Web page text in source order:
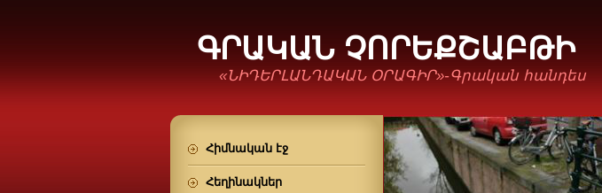
ԳՐԱԿԱՆ ՉՈՐԵՔՇԱԲԹԻ
«ՆԻԴԵՐԼԱՆԴԱԿԱՆ ՕՐԱԳԻՐ»-Գրական հանդես
Հիմնական էջ
Հեղինակներ